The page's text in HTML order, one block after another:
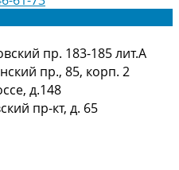
пр. 183-185 лит.А
пр., 85, корп. 2
д.148
пр-кт, д. 65